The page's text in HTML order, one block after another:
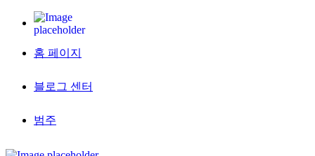
홈 페이지
블로그 센터
범주